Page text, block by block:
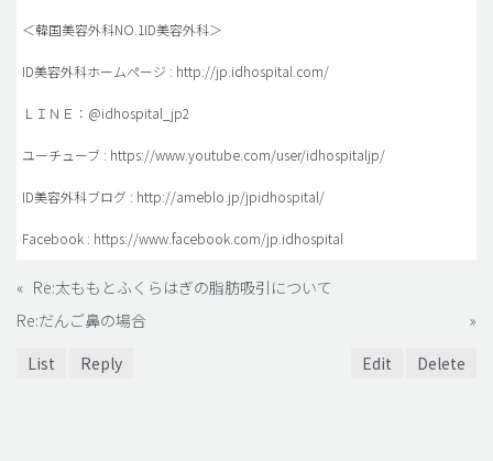
＜韓国美容外科NO.1ID美容外科＞
ID美容外科ホームページ : http://jp.idhospital.com/
ＬＩＮＥ：@idhospital_jp2
ユーチューブ : https://www.youtube.com/user/idhospitaljp/
ID美容外科ブログ : http://ameblo.jp/jpidhospital/
Facebook : https://www.facebook.com/jp.idhospital
« Re:太ももとふくらはぎの脂肪吸引について
Re:だんご鼻の場合
»
List
Reply Edit Delete